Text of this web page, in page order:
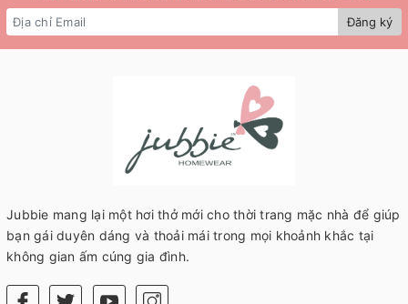
Đăng ký
Jubbie mang lại một hơi thở mới cho thời trang mặc nhà để giúp
bạn gái duyên dáng và thoải mái trong mọi khoảnh khắc tại
không gian ấm cúng gia đình.